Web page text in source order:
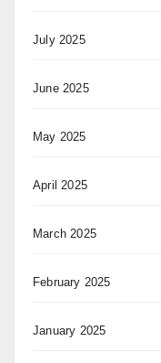
July 2025
June 2025
May 2025
April 2025
March 2025
February 2025
January 2025